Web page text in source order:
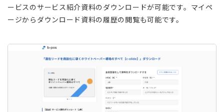
ービスのサービス紹介資料のダウンロードが可能です。マイペ
ージからダウンロード資料の履歴の閲覧も可能です。